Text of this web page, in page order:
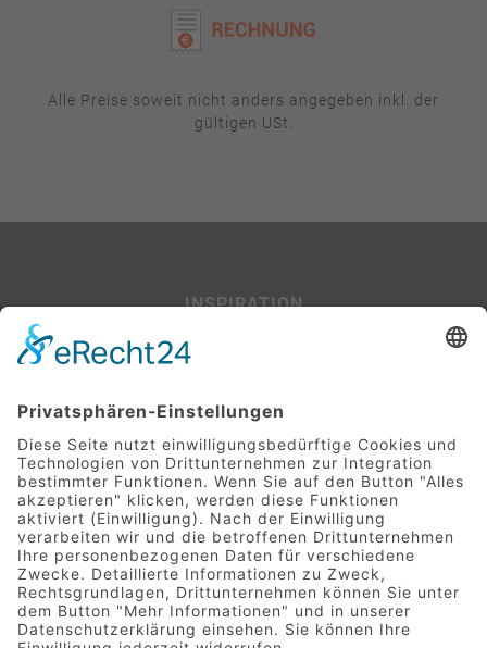
Alle Preise soweit nicht anders angegeben inkl. der
gültigen USt.
INSPIRATION
Beispiel-Projekte
SERVICE
Leitfaden für Baufinanzierer:innen
Glossar